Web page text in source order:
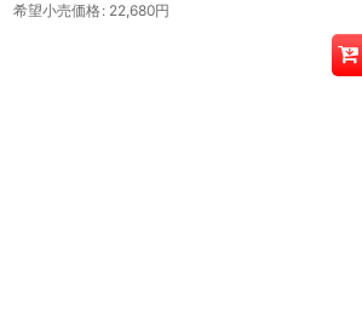
希望小売価格: 22,680円